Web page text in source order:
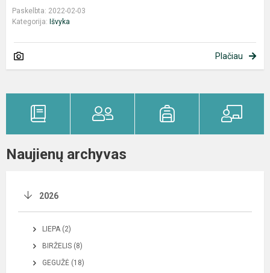
Paskelbta: 2022-02-03
Kategorija: Išvyka
Plačiau
Naujienų archyvas
2026
LIEPA (2)
BIRŽELIS (8)
GEGUŽĖ (18)